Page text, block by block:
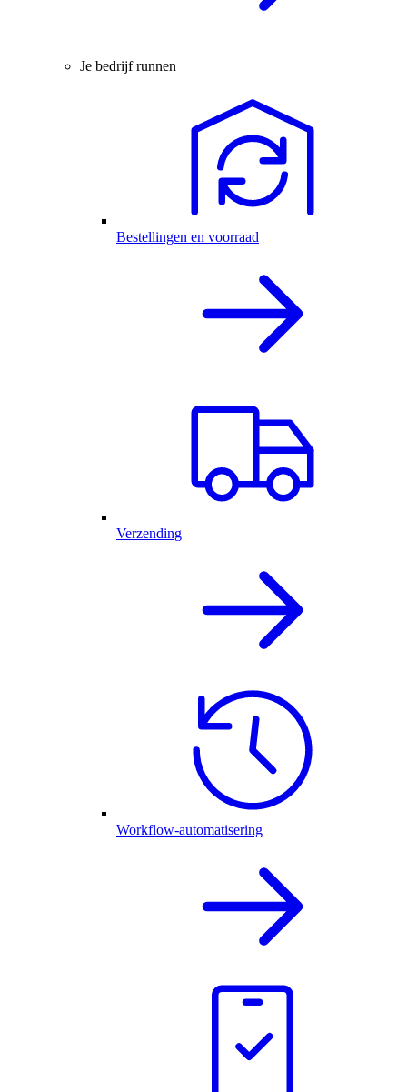
Je bedrijf runnen
Bestellingen en voorraad
Verzending
Workflow-automatisering